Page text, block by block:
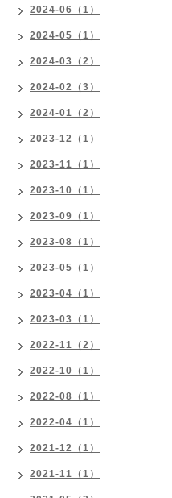
2024-06（1）
2024-05（1）
2024-03（2）
2024-02（3）
2024-01（2）
2023-12（1）
2023-11（1）
2023-10（1）
2023-09（1）
2023-08（1）
2023-05（1）
2023-04（1）
2023-03（1）
2022-11（2）
2022-10（1）
2022-08（1）
2022-04（1）
2021-12（1）
2021-11（1）